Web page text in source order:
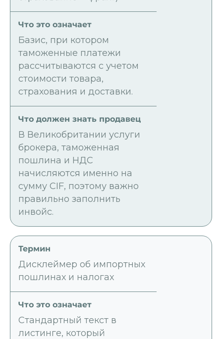
Базис, при котором
таможенные платежи
рассчитываются с учетом
стоимости товара,
страхования и доставки.
В Великобритании услуги
брокера, таможенная
пошлина и НДС
начисляются именно на
сумму CIF, поэтому важно
правильно заполнить
инвойс.
Дисклеймер об импортных
пошлинах и налогах
Стандартный текст в
листинге, который